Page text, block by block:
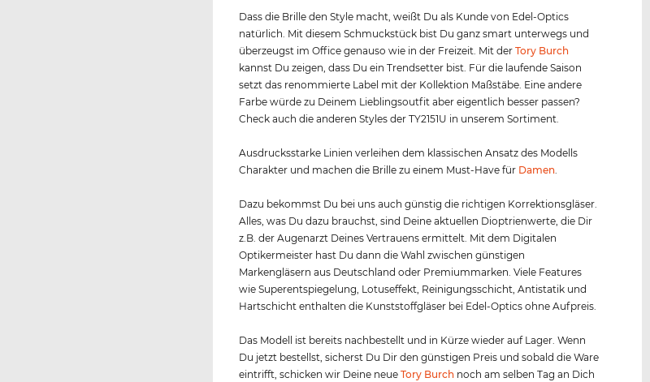
Dass die Brille den Style macht, weißt Du als Kunde von Edel-Optics
natürlich. Mit diesem Schmuckstück bist Du ganz smart unterwegs und
überzeugst im Office genauso wie in der Freizeit. Mit derTory Burch
kannst Du zeigen, dass Du ein Trendsetter bist. Für die laufende Saison
setzt das renommierte Label mit der Kollektion Maßstäbe. Eine andere
Farbe würde zu Deinem Lieblingsoutfit aber eigentlich besser passen?
Check auch die anderen Styles der TY2151U in unserem Sortiment.
Ausdrucksstarke Linien verleihen dem klassischen Ansatz des Modells
Charakter und machen die Brille zu einem Must-Have für Damen.
Dazu bekommst Du bei uns auch günstig die richtigen Korrektionsgläser.
Alles, was Du dazu brauchst, sind Deine aktuellen Dioptrienwerte, die Dir
z.B. der Augenarzt Deines Vertrauens ermittelt. Mit dem Digitalen
Optikermeister hast Du dann die Wahl zwischen günstigen
Markengläsern aus Deutschland oder Premiummarken. Viele Features
wie Superentspiegelung, Lotuseffekt, Reinigungsschicht, Antistatik und
Hartschicht enthalten die Kunststoffgläser bei Edel-Optics ohne Aufpreis.
Das Modell ist bereits nachbestellt und in Kürze wieder auf Lager. Wenn
Du jetzt bestellst, sicherst Du Dir den günstigen Preis und sobald die Ware
eintrifft, schicken wir Deine neueTory Burch noch am selben Tag an Dich